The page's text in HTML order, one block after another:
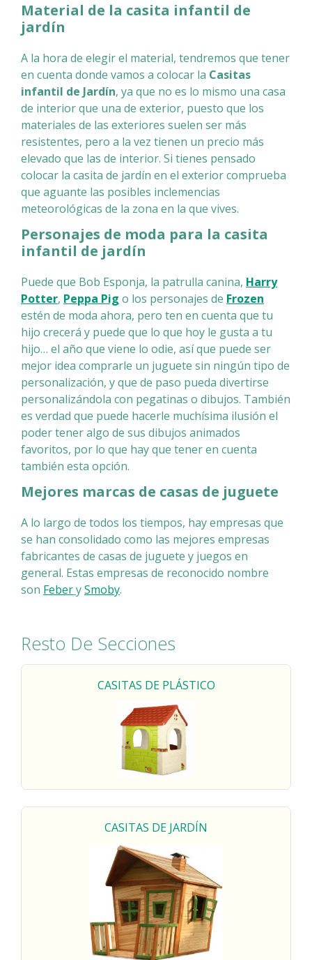
Material de la casita infantil de
jardín
A la hora de elegir el material, tendremos que tener
en cuenta donde vamos a colocar la Casitas
infantil de Jardín, ya que no es lo mismo una casa
de interior que una de exterior, puesto que los
materiales de las exteriores suelen ser más
resistentes, pero a la vez tienen un precio más
elevado que las de interior. Si tienes pensado
colocar la casita de jardín en el exterior comprueba
que aguante las posibles inclemencias
meteorológicas de la zona en la que vives.
Personajes de moda para la casita
infantil de jardín
Puede que Bob Esponja, la patrulla canina, Harry
Potter, Peppa Pig o los personajes de Frozen
estén de moda ahora, pero ten en cuenta que tu
hijo crecerá y puede que lo que hoy le gusta a tu
hijo… el año que viene lo odie, así que puede ser
mejor idea comprarle un juguete sin ningún tipo de
personalización, y que de paso pueda divertirse
personalizándola con pegatinas o dibujos. También
es verdad que puede hacerle muchísima ilusión el
poder tener algo de sus dibujos animados
favoritos, por lo que hay que tener en cuenta
también esta opción.
Mejores marcas de casas de juguete
A lo largo de todos los tiempos, hay empresas que
se han consolidado como las mejores empresas
fabricantes de casas de juguete y juegos en
general. Estas empresas de reconocido nombre
son FeberySmoby.
Resto De Secciones
CASITAS DE PLÁSTICO
CASITAS DE JARDÍN